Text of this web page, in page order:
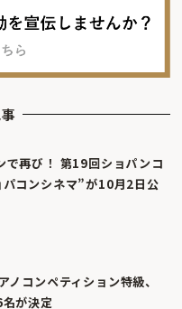
で再び！ 第19回ショパンコ
コンシネマ”が10月2日公
コンペティション特級、
が決定